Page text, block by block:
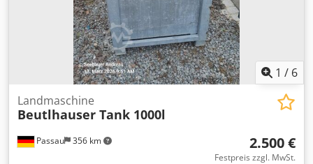
1 / 6
Passau 356 km
Landmaschine
Beutlhauser Tank 1000l
2.500 €
Festpreis zzgl. MwSt.